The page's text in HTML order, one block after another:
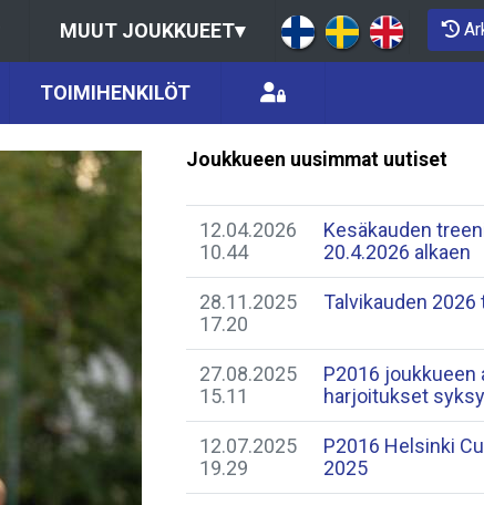
MUUT JOUKKUEET▾
TOIMIHENKILÖT
Joukkueen uusimmat uutiset
12.04.2026
10.44
Kesäkauden
20.4.2026 alkaen
28.11.2025
17.20
Talvikauden 2026
27.08.2025
15.11
P2016 joukkueen
harjoitukset
12.07.2025
19.29
P2016 Helsinki
2025